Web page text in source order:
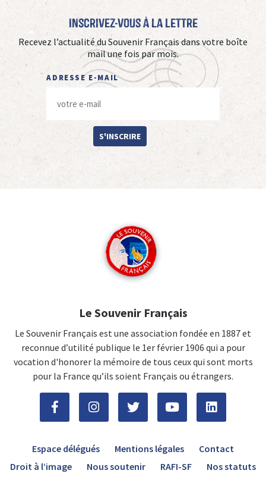
Inscrivez-vous à La Lettre
Recevez l’actualité du Souvenir Français dans votre boîte
mail une fois par mois.
ADRESSE E-MAIL
S'INSCRIRE
Le Souvenir Français
Le Souvenir Français est une association fondée en 1887 et
reconnue d’utilité publique le 1er février 1906 qui a pour
vocation d'honorer la mémoire de tous ceux qui sont morts
pour la France qu’ils soient Français ou étrangers.
Espace délégués Mentions légales
Contact
Droit à l’image
Nous soutenir RAFI-SF Nos statuts